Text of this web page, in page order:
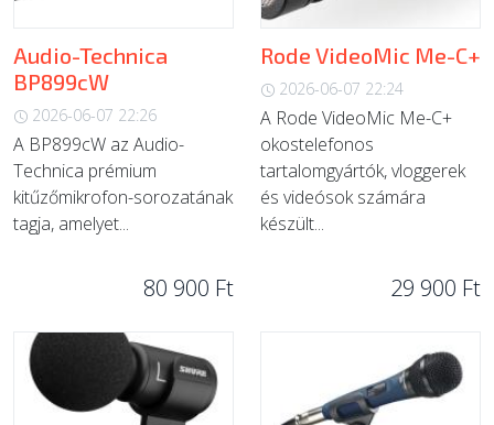
Audio-Technica
BP899cW
2026-06-07 22:26
A BP899cW az Audio-
Technica prémium
kitűzőmikrofon-sorozatának
tagja, amelyet...
80 900 Ft
Rode VideoMic Me-C+
2026-06-07 22:24
A Rode VideoMic Me-C+
okostelefonos
tartalomgyártók, vloggerek
és videósok számára
készült...
29 900 Ft